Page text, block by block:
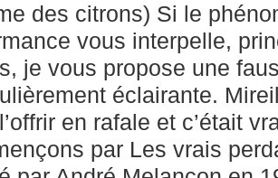
des citrons) Si le
vous interpelle,
je vous propose une
éclairante.
en rafale et c’était
par Les vrais